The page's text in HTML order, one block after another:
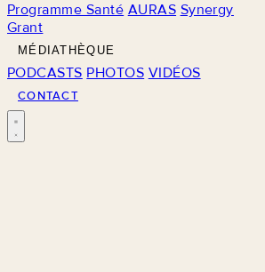
Programme Santé AURAS Synergy
Grant
MÉDIATHÈQUE
PODCASTS PHOTOS VIDÉOS
CONTACT